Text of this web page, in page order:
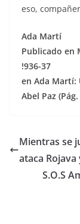
eso,
Ada Martí
Publicado en
!936-37
en Ada Martí:
Abel Paz
Mientras se
ataca Rojava
S.O.S